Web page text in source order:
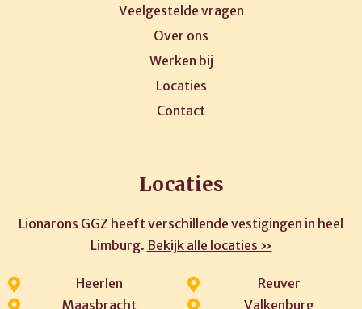
Veelgestelde vragen
Over ons
Werken bij
Locaties
Contact
Locaties
Lionarons GGZ heeft verschillende vestigingen in heel
Limburg. Bekijk alle locaties »
Heerlen
Maasbracht
Reuver
Valkenburg